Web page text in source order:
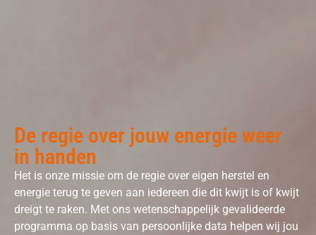
De regie over jouw energie weer
in handen
Het is onze missie om de regie over eigen herstel en
energie terug te geven aan iedereen die dit kwijt is of kwijt
dreigt te raken. Met ons wetenschappelijk gevalideerde
programma op basis van persoonlijke data helpen wij jou